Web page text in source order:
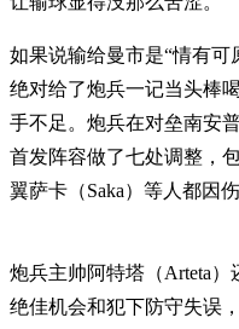
如果说输给曼市是“情有可
绝对给了炮兵一记当头棒
手不足。炮兵在对垒南安
首发阵容做了七处调整，
翼萨卡（Saka）等人都因
炮兵主帅阿特塔（Arteta
绝佳机会和犯下防守失误